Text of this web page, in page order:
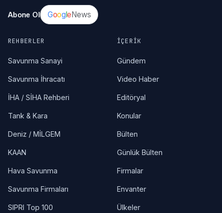
Abone Ol Google News
REHBERLER
Savunma Sanayi
Savunma İhracatı
İHA / SİHA Rehberi
Tank & Kara
Deniz / MİLGEM
KAAN
Hava Savunma
Savunma Firmaları
SIPRI Top 100
İÇERIK
Gündem
Video Haber
Editöryal
Konular
Bülten
Günlük Bülten
Firmalar
Envanter
Ülkeler